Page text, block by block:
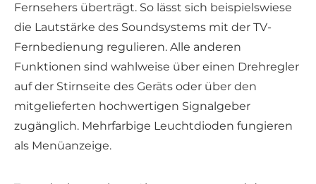
Fernsehers überträgt. So lässt sich beispielswiese
die Lautstärke des Soundsystems mit der TV-
Fernbedienung regulieren. Alle anderen
Funktionen sind wahlweise über einen Drehregler
auf der Stirnseite des Geräts oder über den
mitgelieferten hochwertigen Signalgeber
zugänglich. Mehrfarbige Leuchtdioden fungieren
als Menüanzeige.